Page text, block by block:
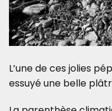
L’une de ces jolies
essuyé une belle